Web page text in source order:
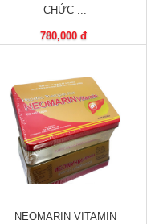
CHỨC ...
780,000 đ
NEOMARIN VITAMIN